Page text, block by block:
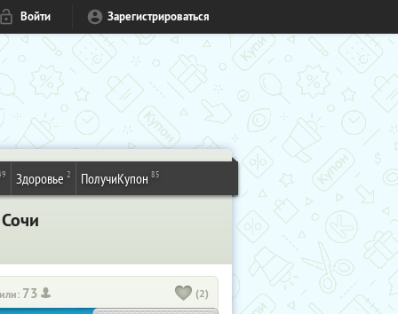
Войти Зарегистрироваться
Здоровье 2 ПолучиКупон 85
73 (2)